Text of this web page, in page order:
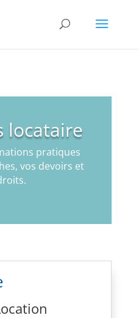
locataire
pratiques
vos devoirs et